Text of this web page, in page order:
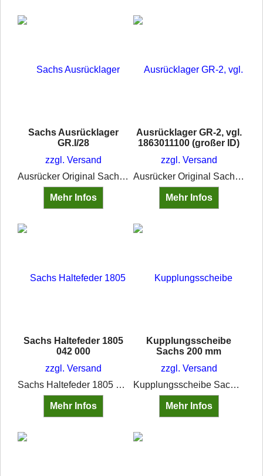
Sachs Ausrücklager
GR.I/28
zzgl. Versand
Ausrücker Original Sachs •Bolzendurchmesser ca. 14 mm, Bolzen versetzt (s. Bild 2) •Einbaumass ca. 80 mm •Innendurchmesser ca. 41,20 mm •mit Graphitring
Mehr Infos
Ausrücklager GR-2, vgl.
1863011100 (großer ID)
zzgl. Versand
Ausrücker Original Sachs GR-2 •Innendurchmesser ca. 45 mm •Außendurchmesser ca. 76,70 mm •Höhe ca. 22,88 mm •Innendurchmesser Anlaufring: 45 mm
Mehr Infos
Sachs Haltefeder 1805
042 000
zzgl. Versand
Sachs Haltefeder 1805 042 000
Mehr Infos
Kupplungsscheibe
Sachs 200 mm
zzgl. Versand
Kupplungsscheibe Sachs 200Z Kenngröße: 200Z Durchmesser 200 mm Nabenprofil 23x29-10N 10 Zähne
Mehr Infos